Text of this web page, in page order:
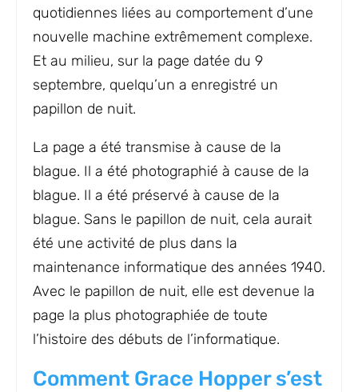
quotidiennes liées au comportement d’une
nouvelle machine extrêmement complexe.
Et au milieu, sur la page datée du 9
septembre, quelqu’un a enregistré un
papillon de nuit.
La page a été transmise à cause de la
blague. Il a été photographié à cause de la
blague. Il a été préservé à cause de la
blague. Sans le papillon de nuit, cela aurait
été une activité de plus dans la
maintenance informatique des années 1940.
Avec le papillon de nuit, elle est devenue la
page la plus photographiée de toute
l’histoire des débuts de l’informatique.
Comment Grace Hopper s’est